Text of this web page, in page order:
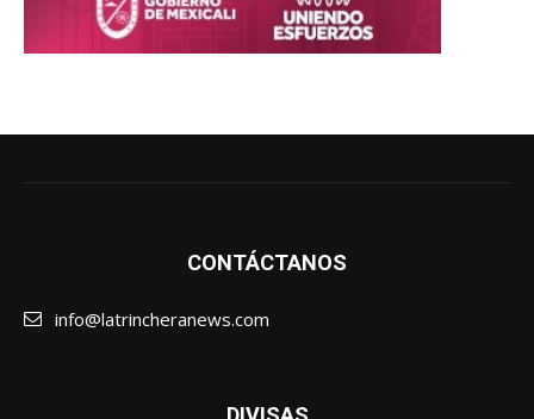
CONTÁCTANOS
info@latrincheranews.com